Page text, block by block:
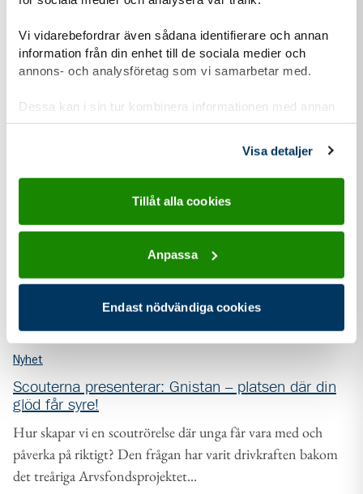
Vi vidarebefordrar även sådana identifierare och annan
information från din enhet till de sociala medier och
annons- och analysföretag som vi samarbetar med.
Dessa kan i sin tur kombinera informationen med annan
information som du har tillhandahållit eller som de har
Visa detaljer
Tillåt alla cookies
Anpassa
Endast nödvändiga cookies
olika partier för att berätta om hur Scouterna bidrar med
lösningar på många av dagens...
Nyhet
Scouterna presenterar: Gnistan – platsen där din
glöd får syre!
Hur skapar vi en scoutrörelse där unga får vara med och
påverka på riktigt? Den frågan har varit drivkraften bakom
det treåriga Arvsfondsprojektet...